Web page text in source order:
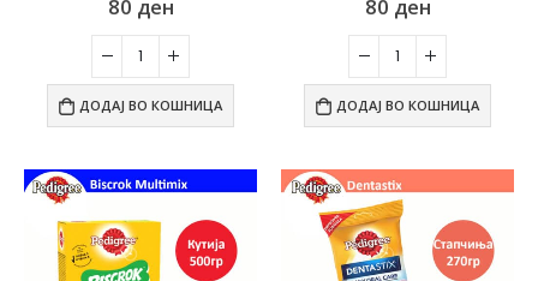
80 ден
ДОДАЈ ВО КОШНИЦА
80 ден
ДОДАЈ ВО КОШНИЦА